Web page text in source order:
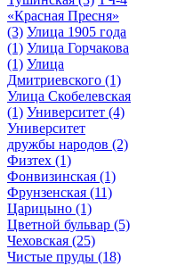
«Красная Пресня»
(3) Улица 1905 года
(1) Улица Горчакова
(1) Улица
Дмитриевского (1)
Улица Скобелевская
(1) Университет (4)
Университет
дружбы народов (2)
Физтех (1)
Фонвизинская (1)
Фрунзенская (11)
Царицыно (1)
Цветной бульвар (5)
Чеховская (25)
Чистые пруды (18)